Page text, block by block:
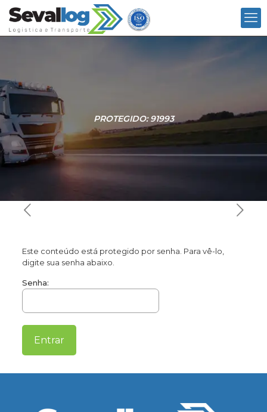
PROTEGIDO: 91993
Este conteúdo está protegido por senha. Para vê-lo,
digite sua senha abaixo.
Senha: